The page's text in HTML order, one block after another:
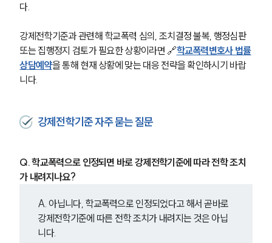
다.
강제전학기준과 관련해 학교폭력 심의, 조치결정 불복, 행정심판
또는 집행정지 검토가 필요한 상황이라면 🔗학교폭력변호사 법률
상담예약을 통해 현재 상황에 맞는 대응 전략을 확인하시기 바랍
니다.
강제전학기준 자주 묻는 질문
Q. 학교폭력으로 인정되면 바로 강제전학기준에 따라 전학 조치
가 내려지나요?
A. 아닙니다, 학교폭력으로 인정되었다고 해서 곧바로
강제전학기준에 따른 전학 조치가 내려지는 것은 아닙
니다.